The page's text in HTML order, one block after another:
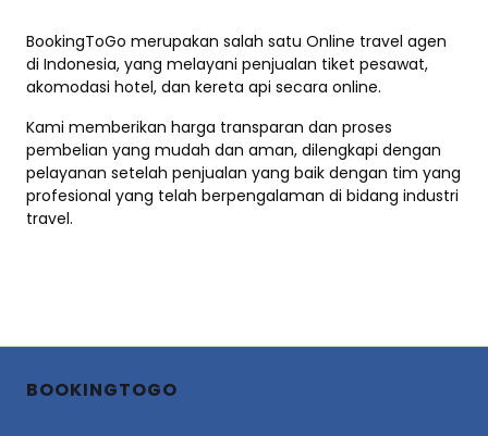
BookingToGo merupakan salah satu Online travel agen
di Indonesia, yang melayani penjualan tiket pesawat,
akomodasi hotel, dan kereta api secara online.
Kami memberikan harga transparan dan proses
pembelian yang mudah dan aman, dilengkapi dengan
pelayanan setelah penjualan yang baik dengan tim yang
profesional yang telah berpengalaman di bidang industri
travel.
BOOKINGTOGO